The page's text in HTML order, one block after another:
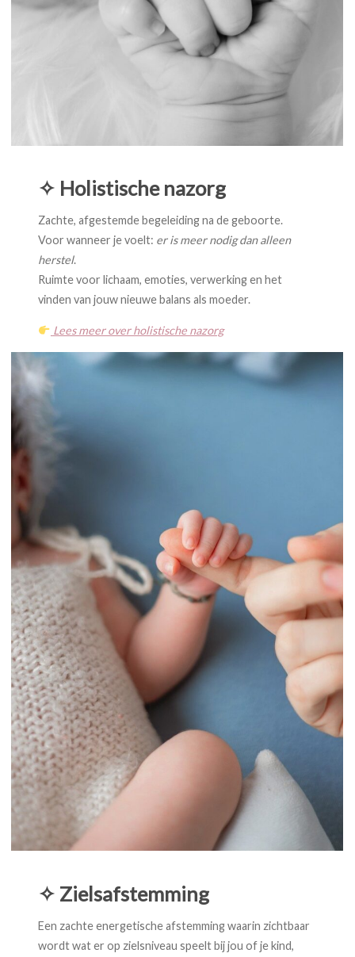
✧ Holistische nazorg
Zachte, afgestemde begeleiding na de geboorte.
Voor wanneer je voelt: er is meer nodig dan alleen
herstel.
Ruimte voor lichaam, emoties, verwerking en het
vinden van jouw nieuwe balans als moeder.
Lees meer over holistische nazorg
✧ Zielsafstemming
Een zachte energetische afstemming waarin zichtbaar
wordt wat er op zielsniveau speelt bij jou of je kind,